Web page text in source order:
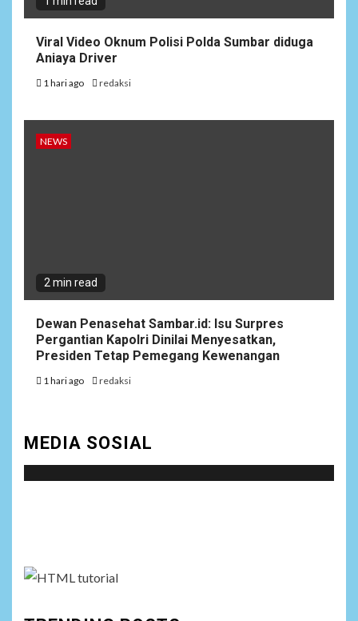
Viral Video Oknum Polisi Polda Sumbar diduga
Aniaya Driver
1 hari ago redaksi
NEWS
2 min read
Dewan Penasehat Sambar.id: Isu Surpres
Pergantian Kapolri Dinilai Menyesatkan,
Presiden Tetap Pemegang Kewenangan
1 hari ago redaksi
MEDIA SOSIAL